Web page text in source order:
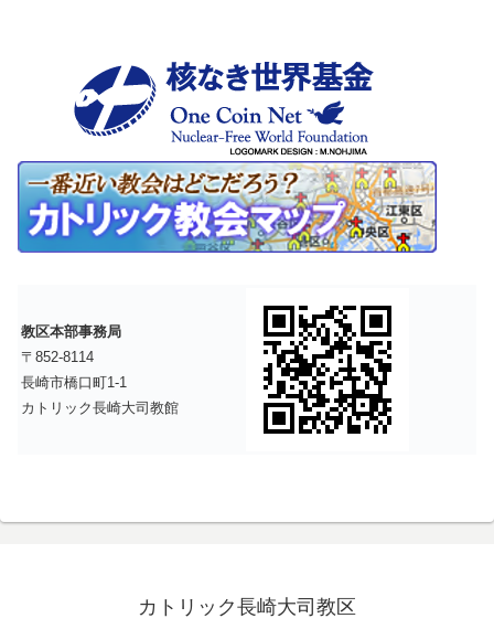
教区本部事務局
〒852-8114
長崎市橋口町1-1
カトリック長崎大司教館
カトリック長崎大司教区